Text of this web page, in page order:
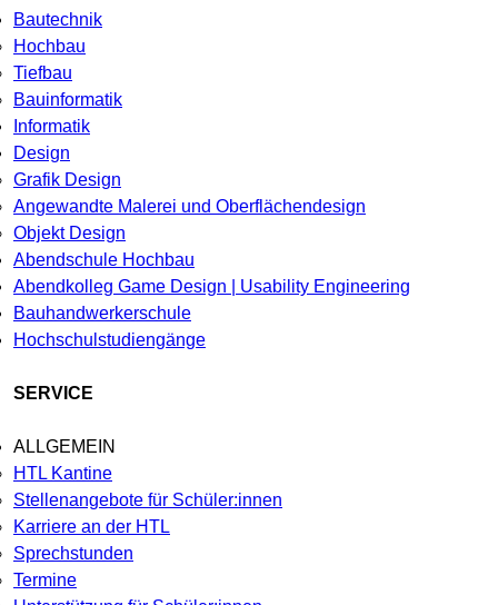
Bautechnik
Hochbau
Tiefbau
Bauinformatik
Informatik
Design
Grafik Design
Angewandte Malerei und Oberflächendesign
Objekt Design
Abendschule Hochbau
Abendkolleg Game Design | Usability Engineering
Bauhandwerkerschule
Hochschulstudiengänge
SERVICE
ALLGEMEIN
HTL Kantine
Stellenangebote für Schüler:innen
Karriere an der HTL
Sprechstunden
Termine